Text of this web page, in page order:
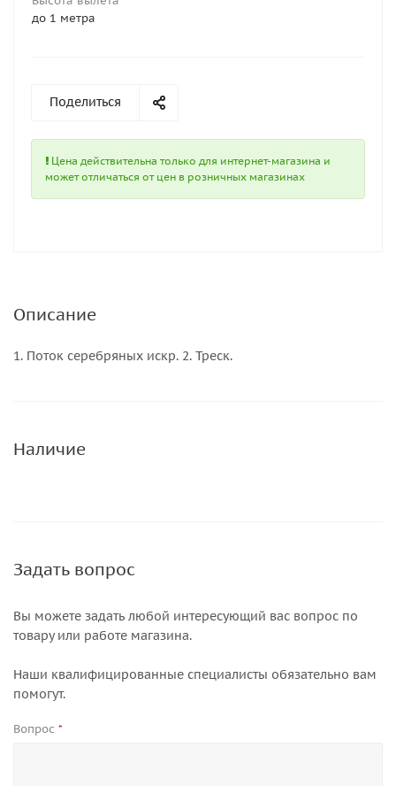
до 1 метра
Поделиться
Цена действительна только для интернет-магазина и
может отличаться от цен в розничных магазинах
Описание
1. Поток серебряных искр. 2. Треск.
Наличие
Задать вопрос
Вы можете задать любой интересующий вас вопрос по
товару или работе магазина.
Наши квалифицированные специалисты обязательно вам
помогут.
Вопрос *